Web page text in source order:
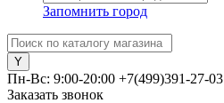
Запомнить город
Пн-Вс: 9:00-20:00 +7(499)391-27-03
Заказать звонок